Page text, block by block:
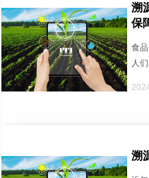
溯
保
食
人
溯